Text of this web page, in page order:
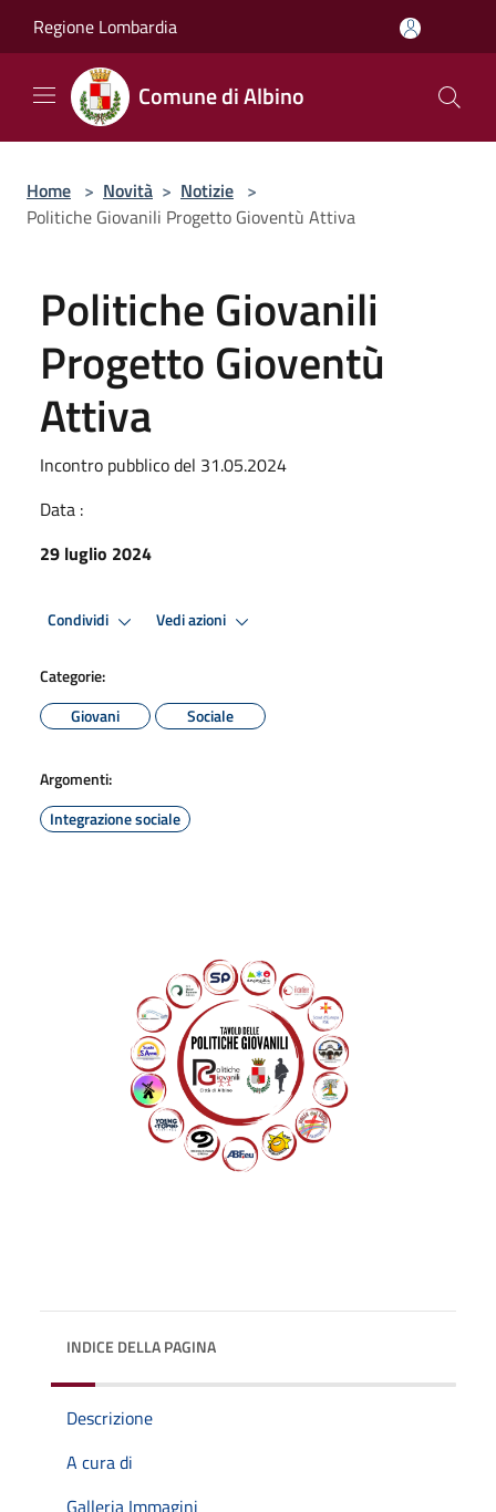
Regione Lombardia
Comune di Albino
Home > Novità > Notizie >
Politiche Giovanili Progetto Gioventù Attiva
Politiche Giovanili
Progetto Gioventù
Attiva
Incontro pubblico del 31.05.2024
Data :
29 luglio 2024
Condividi Vedi azioni
Categorie:
Giovani
Sociale
Argomenti:
Integrazione sociale
INDICE DELLA PAGINA
Descrizione
A cura di
Galleria Immagini